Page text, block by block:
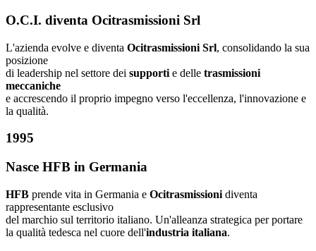
O.C.I. diventa Ocitrasmissioni Srl
L'azienda evolve e diventa Ocitrasmissioni Srl, consolidando la sua
posizione
di leadership nel settore dei supporti e delle trasmissioni
meccaniche
e accrescendo il proprio impegno verso l'eccellenza, l'innovazione e
la qualità.
1995
Nasce HFB in Germania
HFB prende vita in Germania e Ocitrasmissioni diventa
rappresentante esclusivo
del marchio sul territorio italiano. Un'alleanza strategica per portare
la qualità tedesca nel cuore dell'industria italiana.